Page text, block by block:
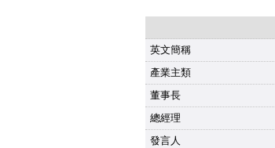
英文簡稱
產業主類
董事長
總經理
發言人